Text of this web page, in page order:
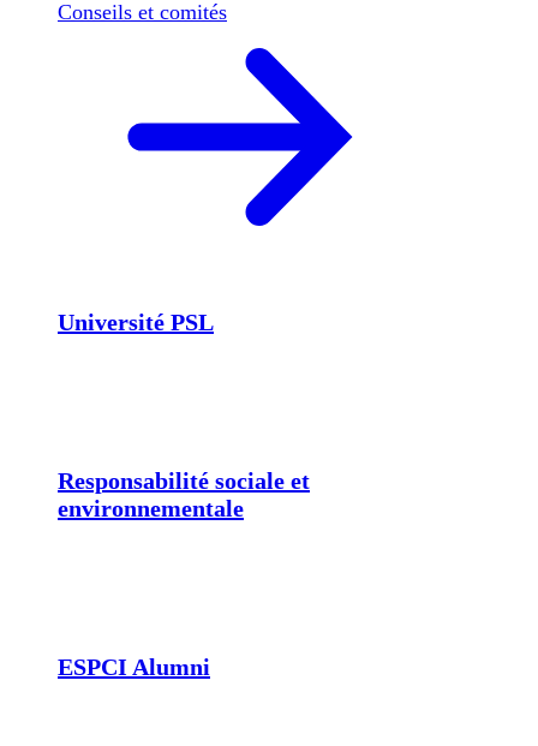
Conseils et comités
Université PSL
Responsabilité sociale et
environnementale
ESPCI Alumni